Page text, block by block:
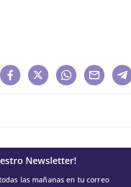
Newsletter!
las mañanas en tu correo